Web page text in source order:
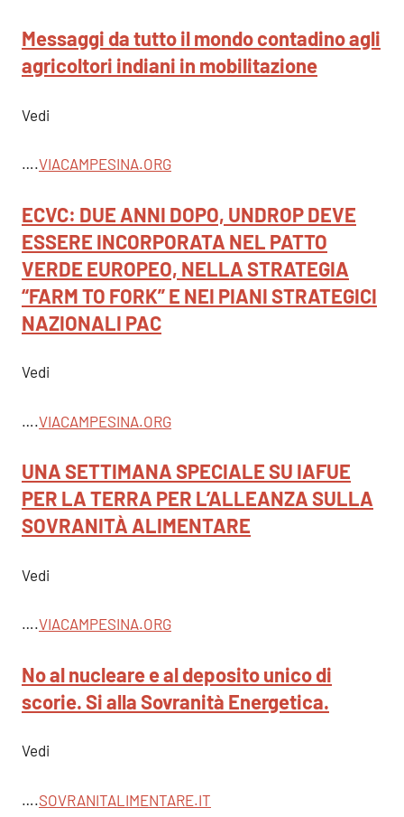
Messaggi da tutto il mondo contadino agli
agricoltori indiani in mobilitazione
Vedi
….VIACAMPESINA.ORG
ECVC: DUE ANNI DOPO, UNDROP DEVE
ESSERE INCORPORATA NEL PATTO
VERDE EUROPEO, NELLA STRATEGIA
“FARM TO FORK” E NEI PIANI STRATEGICI
NAZIONALI PAC
Vedi
….VIACAMPESINA.ORG
UNA SETTIMANA SPECIALE SU IAFUE
PER LA TERRA PER L’ALLEANZA SULLA
SOVRANITÀ ALIMENTARE
Vedi
….VIACAMPESINA.ORG
No al nucleare e al deposito unico di
scorie. Si alla Sovranità Energetica.
Vedi
….SOVRANITALIMENTARE.IT